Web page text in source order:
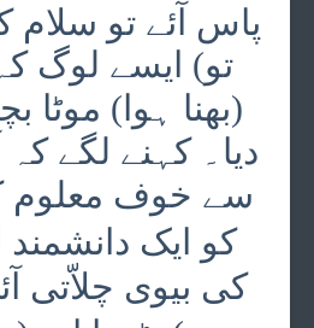
پاس آئے تو سلام
سے خوف معلوم
کی بیوی چلاّتی